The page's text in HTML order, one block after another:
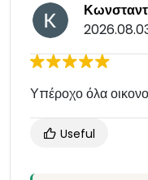
Υπέροχο όλα
Useful